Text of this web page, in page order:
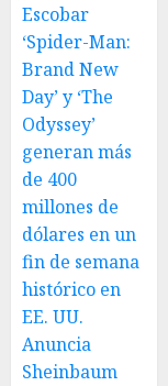
Escobar
‘Spider-Man:
Brand New
Day’ y ‘The
Odyssey’
generan más
de 400
millones de
dólares en un
fin de semana
histórico en
EE. UU.
Anuncia
Sheinbaum